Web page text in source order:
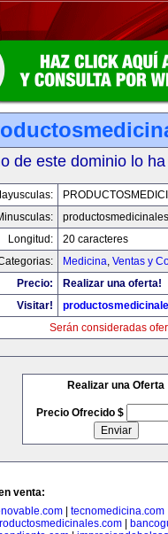
de este dominio lo
Longitud:
20 caracteres
Medicina, Ventas y
Precio:
Realizar una oferta!
Visitar!
Serán consideradas
Realizar una Oferta
Precio Ofrecido $
venta:
tecnomedicina.com
|